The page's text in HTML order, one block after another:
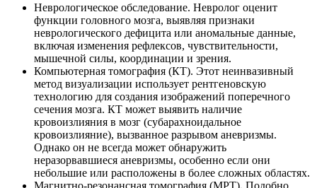
Неврологическое обследование. Невролог оценит
функции головного мозга, выявляя признаки
неврологического дефицита или аномальные данные,
включая изменения рефлексов, чувствительности,
мышечной силы, координации и зрения.
Компьютерная томография (КТ). Этот неинвазивный
метод визуализации использует рентгеновскую
технологию для создания изображений поперечного
сечения мозга. КТ может выявить наличие
кровоизлияния в мозг (субарахноидальное
кровоизлияние), вызванное разрывом аневризмы.
Однако он не всегда может обнаружить
неразорвавшиеся аневризмы, особенно если они
небольшие или расположены в более сложных областях.
Магнитно-резонансная томография (МРТ). Подобно